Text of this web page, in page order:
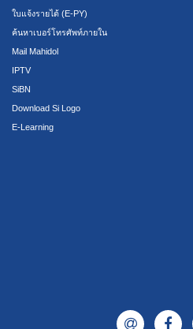
ใบแจ้งรายได้ (E-PY)
ค้นหาเบอร์โทรศัพท์ภายใน
Mail Mahidol
IPTV
SiBN
Download Si Logo
E-Learning